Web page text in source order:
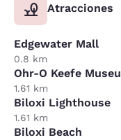
Atracciones
Edgewater Mall
0.8 km
Ohr-O Keefe
1.61 km
Biloxi Lighthouse
1.61 km
Biloxi Beach